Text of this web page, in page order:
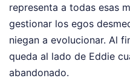
representa a todas esas
gestionar los egos
niegan a evolucionar. Al
queda al lado de Eddie
abandonado.